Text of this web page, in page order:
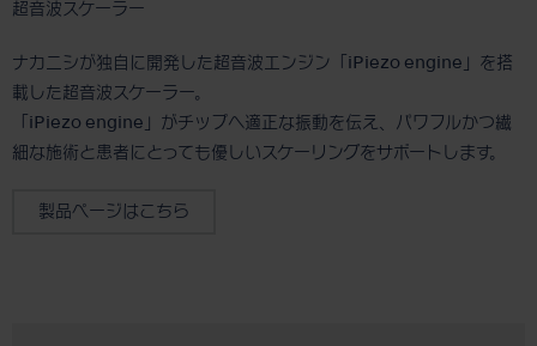
超音波スケーラー
ナカニシが独自に開発した超音波エンジン「iPiezo engine」を搭
載した超音波スケーラー。
「iPiezo engine」がチップへ適正な振動を伝え、パワフルかつ繊
細な施術と患者にとっても優しいスケーリングをサポートします。
製品ページはこちら